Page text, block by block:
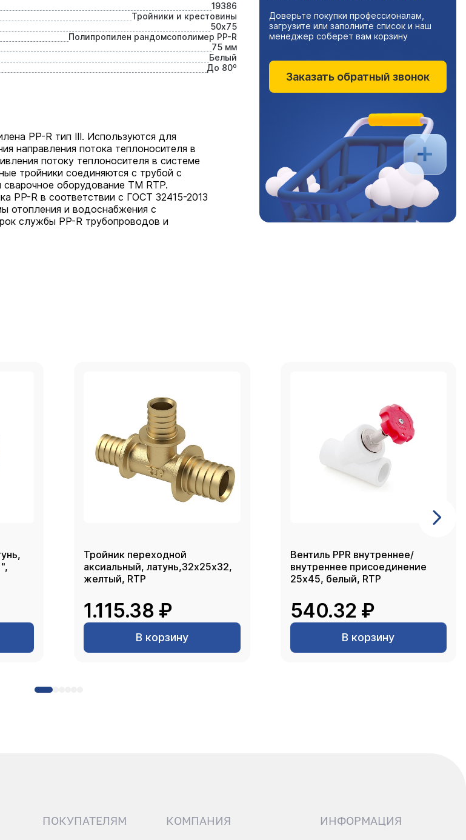
19386
Тройники и крестовины
50х75
Полипропилен рандомсополимер PP-R
75 мм
Белый
До 80⁰
PP-R тип III. Используются для
направления потока теплоносителя в
потоку теплоносителя в системе
тройники соединяются с трубой с
оборудование ТМ RTP.
PP-R в соответствии с ГОСТ 32415-2013
отопления и водоснабжения с
службы PP-R трубопроводов и
Доверьте покупки профессионалам,
загрузите или заполните список и наш
менеджер соберет вам корзину
Заказать обратный звонок
Тройник переходной
аксиальный, латунь,32х25х32,
желтый, RTP
1.115.38 ₽
В корзину
Вентиль PPR внутреннее/
внутреннее присоединение
25х45, белый, RTP
540.32 ₽
В корзину
ПОКУПАТЕЛЯМ КОМПАНИЯ ИНФОРМАЦИЯ